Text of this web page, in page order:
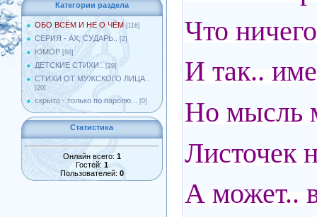
Категории раздела
ОБО ВСЁМ И НЕ О ЧЁМ [116]
СЕРИЯ - АХ, СУДАРЬ.. [2]
ЮМОР [98]
ДЕТСКИЕ СТИХИ.. [29]
СТИХИ ОТ МУЖСКОГО ЛИЦА..
[20]
скрыто - только по паролю... [0]
Статистика
Онлайн всего: 1
Гостей: 1
Пользователей: 0
Что
И так..
Но мысль
Листочек
А может..